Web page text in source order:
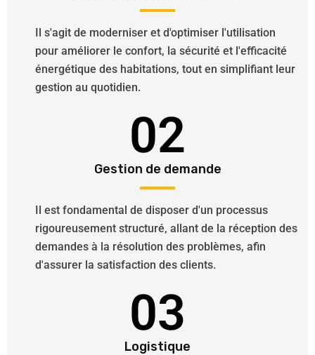
Il s'agit de moderniser et d'optimiser l'utilisation
pour améliorer le confort, la sécurité et l'efficacité
énergétique des habitations, tout en simplifiant leur
gestion au quotidien.
02
Gestion de demande
Il est fondamental de disposer d'un processus
rigoureusement structuré, allant de la réception des
demandes à la résolution des problèmes, afin
d'assurer la satisfaction des clients.
03
Logistique